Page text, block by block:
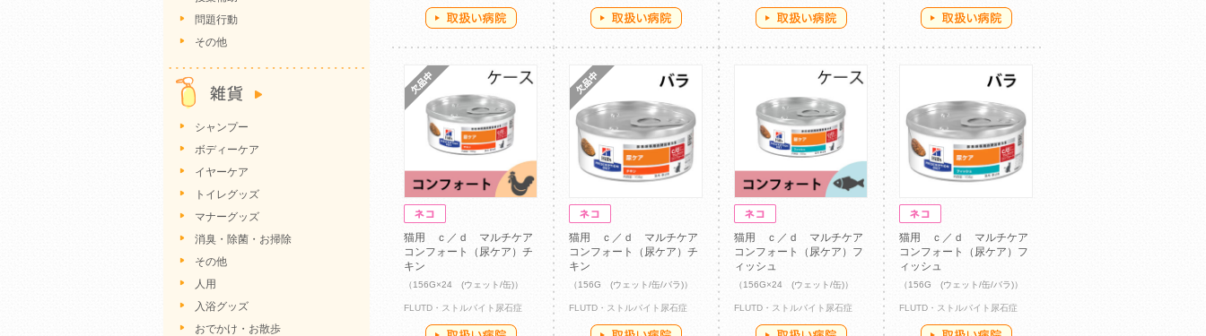
猫用 ｃ／ｄ マルチケア
コンフォート（尿ケア）チ
キン
（156G×24 (ウェット/缶)）
FLUTD・ストルバイト尿石症
猫用 ｃ／ｄ マルチケア
コンフォート（尿ケア）チ
キン
（156G (ウェット/缶/バラ)）
FLUTD・ストルバイト尿石症
猫用 ｃ／ｄ マルチケア
コンフォート（尿ケア）フ
ィッシュ
（156G×24 (ウェット/缶)）
FLUTD・ストルバイト尿石症
猫用 ｃ／ｄ マルチケア
コンフォート（尿ケア）フ
ィッシュ
（156G (ウェット/缶/バラ)）
FLUTD・ストルバイト尿石症
問題行動
その他
シャンプー
ボディーケア
イヤーケア
トイレグッズ
マナーグッズ
消臭・除菌・お掃除
その他
人用
入浴グッズ
おでかけ・お散歩